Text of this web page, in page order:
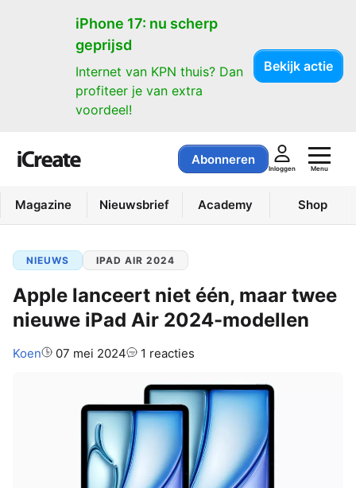
iPhone 17: nu scherp
geprijsd
Internet van KPN thuis? Dan
profiteer je van extra
voordeel!
Bekijk actie
Abonneren
Inloggen Menu
Magazine Nieuwsbrief Academy Shop
NIEUWS IPAD AIR 2024
Apple lanceert niet één, maar twee
nieuwe iPad Air 2024-modellen
Auteur:
Koen 07 mei 2024 1 reacties